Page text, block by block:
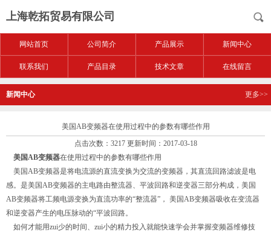
上海乾拓贸易有限公司
网站首页 公司简介 产品展示 新闻中心
联系我们 产品目录 技术文章 在线留言
新闻中心 更多>>
美国AB变频器在使用过程中的参数有哪些作用
点击次数：3217 更新时间：2017-03-18
美国AB变频器在使用过程中的参数有哪些作用
美国AB变频器是将电流源的直流变换为交流的变频器，其直流回路滤波是电
感。是美国AB变频器的主电路由整流器、平波回路和逆变器三部分构成，美国
AB变频器将工频电源变换为直流功率的“整流器”， 美国AB变频器吸收在变流器
和逆变器产生的电压脉动的“平波回路。
如何才能用zui少的时间、zui小的精力投入就能快速学会并掌握变频器维修技